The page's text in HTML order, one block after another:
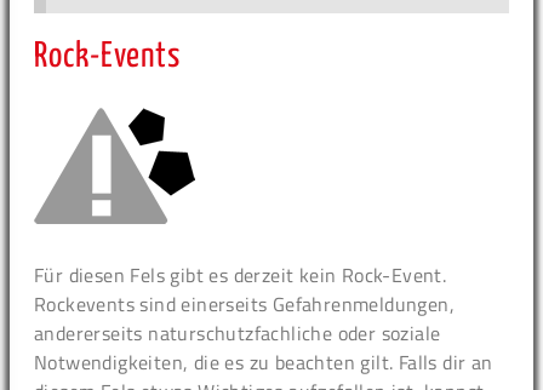
Rock-Events
Für diesen Fels gibt es derzeit kein Rock-Event.
Rockevents sind einerseits Gefahrenmeldungen,
andererseits naturschutzfachliche oder soziale
Notwendigkeiten, die es zu beachten gilt. Falls dir an